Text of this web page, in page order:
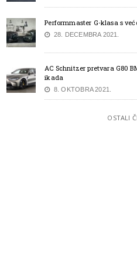
Performmaster G-klasa s
28. DECEMBRA 2021.
AC Schnitzer pretvara G80
ikada
8. OKTOBRA 2021.
OSTALI